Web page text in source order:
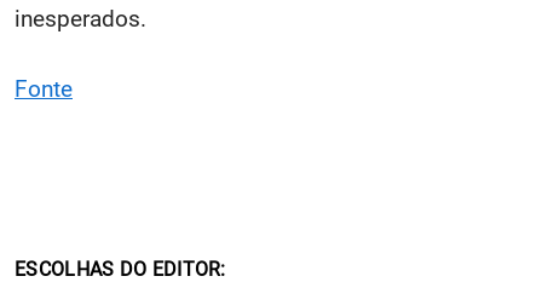
inesperados.
Fonte
ESCOLHAS DO EDITOR